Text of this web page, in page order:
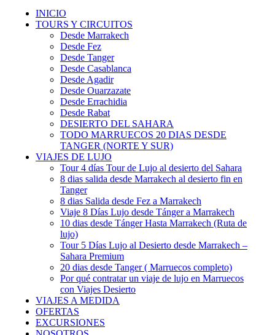
INICIO
TOURS Y CIRCUITOS
Desde Marrakech
Desde Fez
Desde Tanger
Desde Casablanca
Desde Agadir
Desde Ouarzazate
Desde Errachidia
Desde Rabat
DESIERTO DEL SAHARA
TODO MARRUECOS 20 DIAS DESDE
TANGER (NORTE Y SUR)
VIAJES DE LUJO
Tour 4 días Tour de Lujo al desierto del Sahara
8 dias salida desde Marrakech al desierto fin en
Tanger
8 dias Salida desde Fez a Marrakech
Viaje 8 Días Lujo desde Tánger a Marrakech
10 dias desde Tánger Hasta Marrakech (Ruta de
lujo)
Tour 5 Días Lujo al Desierto desde Marrakech –
Sahara Premium
20 dias desde Tanger ( Marruecos completo)
Por qué contratar un viaje de lujo en Marruecos
con Viajes Desierto
VIAJES A MEDIDA
OFERTAS
EXCURSIONES